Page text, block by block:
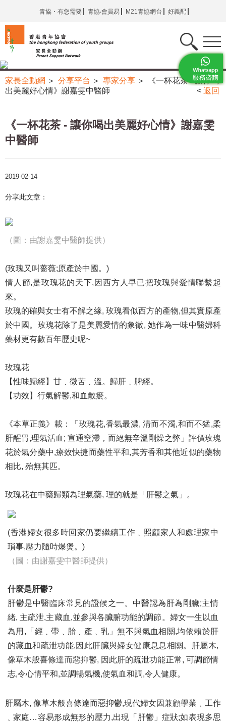
青協・有您需要 青協‧會員易 M21青協網台 好義配
家長全動網 > 分享平台 > 專家分享 >
《一杯花茶 - 讓你喝
出美麗好心情》謝嘉雯中醫師
< 返回
《一杯花茶 - 讓你喝出美麗好心情》謝嘉雯
中醫師
2019-02-14
分享此文章：
（圖：由謝嘉雯中醫師提供）
(玫瑰又叫薔薇;原產於中國。)
情人節,是玫瑰花的天下,因西方人早已把玫瑰與愛情聯繫起
來。
玫瑰的確與女士有不解之緣, 玫瑰看似西方的產物,但其實原產
於中國。玫瑰花除了是美麗愛情的象徵, 她作為一味中醫婦科
藥材更有數百年歷史呢~
玫瑰花
【性味歸經】甘﹑微苦﹑溫。歸肝﹑脾經。
【功效】行氣解鬱,和血散瘀。
《本草正義》載：「玫瑰花,香氣最濃, 清而不濁,和而不猛,柔
肝醒胃,理氣活血; 宣通窒滯，而絕無辛溫剛燥之弊」評價玫瑰
花於氣分藥中,療效快捷而藥性平和,其芳香和其他近似的藥物
相比, 殆無其匹。
玫瑰花在中藥歸類為理氣藥, 理的就是「肝鬱之氣」。
(香港婦女很多時回家仍要繼續工作﹑照顧家人和處理家中
瑣事,壓力隨時爆煲。)
（圖：由謝嘉雯中醫師提供）
什麼是肝鬱?
肝鬱是中醫臨床常見的證候之一。中醫認為肝為剛臟;主情
緒, 主疏泄,主藏血,並參與各臟腑功能的調節。婦女一生以血
為用,「經﹑帶﹑胎﹑產﹑乳」無不與氣血相關,均依賴於肝
的藏血和疏泄功能,因此肝臟與婦女健康息息相關。肝屬木,
像草木般喜條達而惡抑鬱, 因此肝的疏泄功能正常, 可調節情
志,令心情平和,並調暢氣機,使氣血和調,令人健康。
肝屬木, 像草木般喜條達而惡抑鬱,現代婦女因兼顧學業﹑工作
﹑家庭…容易形成無形的壓力,出現「肝鬱」症狀;如表現多思